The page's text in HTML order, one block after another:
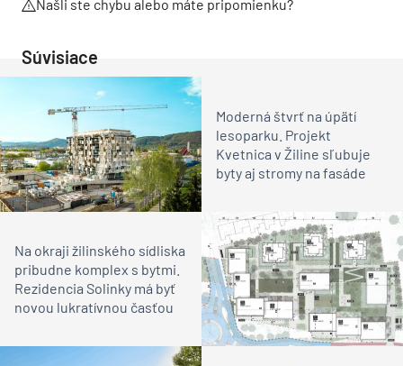
Našli ste chybu alebo máte pripomienku?
Súvisiace
Moderná štvrť na úpätí
lesoparku. Projekt
Kvetnica v Žiline sľubuje
byty aj stromy na fasáde
Na okraji žilinského sídliska
pribudne komplex s bytmi.
Rezidencia Solinky má byť
novou lukratívnou časťou